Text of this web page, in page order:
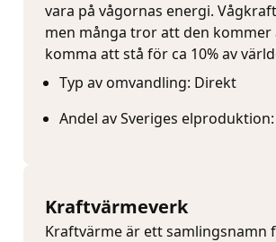
vara på vågornas energi.
men många tror att den
komma att stå för ca 10% av
Typ av omvandling: Direkt
Andel av Sveriges elproduktion:
Kraftvärmeverk
Kraftvärme är ett samlingsnamn